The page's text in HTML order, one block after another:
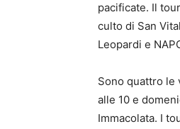
pacificate. Il
culto di San
Leopardi e
Sono quattro le
alle 10 e
Immacolata. I